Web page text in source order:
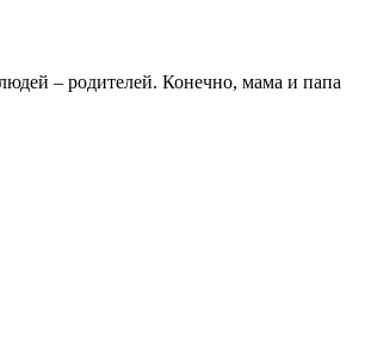
– родителей. Конечно, мама и папа